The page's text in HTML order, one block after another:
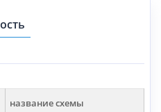
название схемы